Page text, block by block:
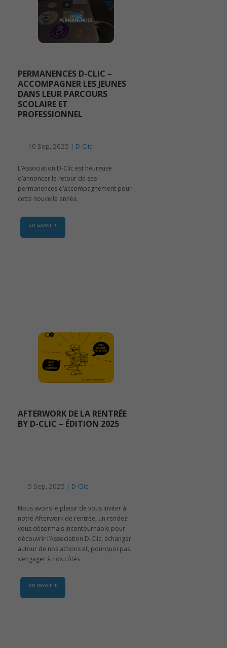
PERMANENCES D-CLIC –
ACCOMPAGNER LES JEUNES
DANS LEUR PARCOURS
SCOLAIRE ET
PROFESSIONNEL
10 Sep, 2025 | D-Clic
L’Association D-Clic est heureuse
d’annoncer le retour de ses
permanences d’accompagnement pour
cette nouvelle année.
en savoir +
AFTERWORK DE LA RENTRÉE
BY D-CLIC – ÉDITION 2025
5 Sep, 2025 | D-Clic
Nous avons le plaisir de vous inviter à
notre Afterwork de rentrée, un rendez-
vous désormais incontournable pour
découvrir l’Association D-Clic, échanger
autour de nos actions et, pourquoi pas,
s’engager à nos côtés.
en savoir +